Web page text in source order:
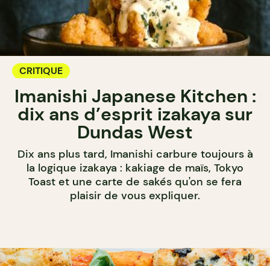
CRITIQUE
Imanishi Japanese Kitchen :
dix ans d’esprit izakaya sur
Dundas West
Dix ans plus tard, Imanishi carbure toujours à
la logique izakaya : kakiage de maïs, Tokyo
Toast et une carte de sakés qu'on se fera
plaisir de vous expliquer.